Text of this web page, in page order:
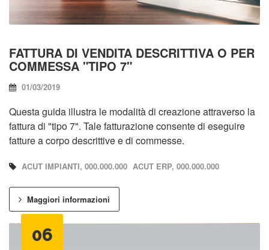
FATTURA DI VENDITA DESCRITTIVA O PER
COMMESSA "TIPO 7"
01/03/2019
Questa guida illustra le modalità di creazione attraverso la
fattura di "tipo 7". Tale fatturazione consente di eseguire
fatture a corpo descrittive e di commesse.
ACUT IMPIANTI, 000.000.000 ACUT ERP, 000.000.000
Maggiori informazioni
06